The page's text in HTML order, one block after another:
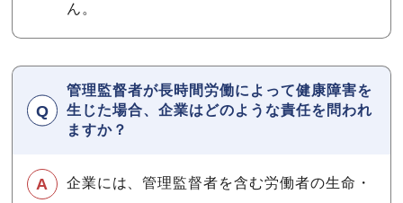
ん。
管理監督者が長時間労働によって健康障害を
生じた場合、企業はどのような責任を問われ
ますか？
企業には、管理監督者を含む労働者の生命・